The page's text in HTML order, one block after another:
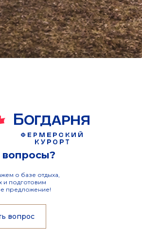
вопросы?
о базе отдыха,
и подготовим
предложение!
вопрос